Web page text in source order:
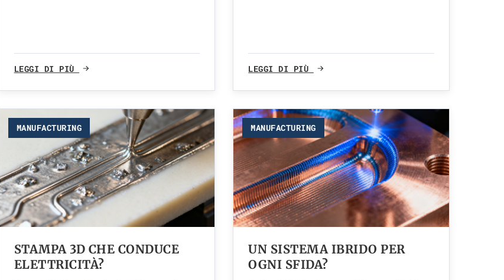
LEGGI DI PIÙ LEGGI DI PIÙ
MANUFACTURING
STAMPA 3D CHE CONDUCE
ELETTRICITÀ?
MANUFACTURING
UN SISTEMA IBRIDO PER
OGNI SFIDA?